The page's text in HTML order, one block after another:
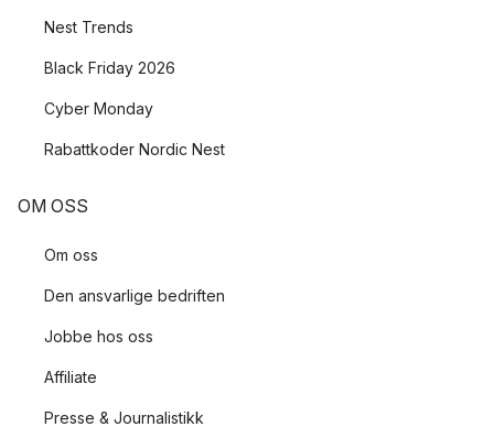
Nest Trends
Black Friday 2026
Cyber Monday
Rabattkoder Nordic Nest
OM OSS
Om oss
Den ansvarlige bedriften
Jobbe hos oss
Affiliate
Presse & Journalistikk